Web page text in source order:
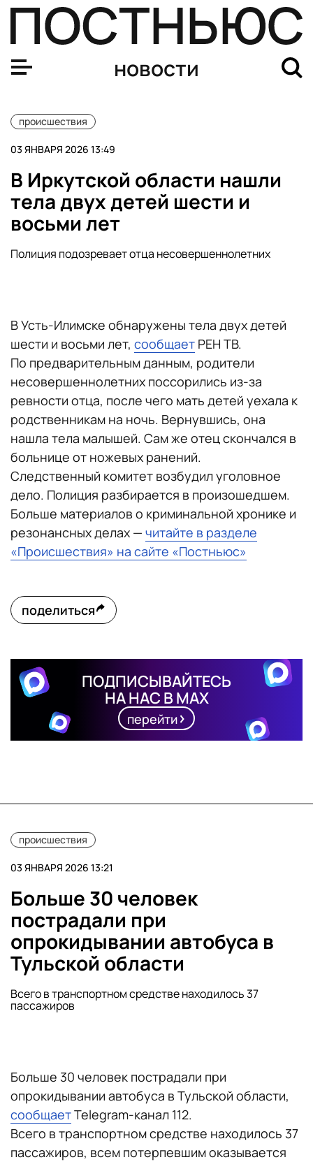
новости
происшествия
03 ЯНВАРЯ 2026 13:49
В Иркутской области нашли
тела двух детей шести и
восьми лет
Полиция подозревает отца несовершеннолетних
В Усть-Илимске обнаружены тела двух детей
шести и восьми лет, сообщает РЕН ТВ.
По предварительным данным, родители
несовершеннолетних поссорились из-за
ревности отца, после чего мать детей уехала к
родственникам на ночь. Вернувшись, она
нашла тела малышей. Сам же отец скончался в
больнице от ножевых ранений.
Следственный комитет возбудил уголовное
дело. Полиция разбирается в произошедшем.
Больше материалов о криминальной хронике и
резонансных делах — читайте в разделе
«Происшествия» на сайте «Постньюс»
поделиться
ПОДПИСЫВАЙТЕСЬ
НА НАС В MAX
перейти
происшествия
03 ЯНВАРЯ 2026 13:21
Больше 30 человек
пострадали при
опрокидывании автобуса в
Тульской области
Всего в транспортном средстве находилось 37
пассажиров
Больше 30 человек пострадали при
опрокидывании автобуса в Тульской области,
сообщаетTelegram-канал 112.
Всего в транспортном средстве находилось 37
пассажиров, всем потерпевшим оказывается
В Уфе мужчина расстрелял Деда Мороза залпом